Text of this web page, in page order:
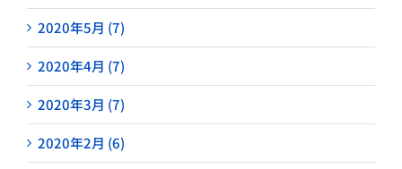
2020年5月 (7)
2020年4月 (7)
2020年3月 (7)
2020年2月 (6)